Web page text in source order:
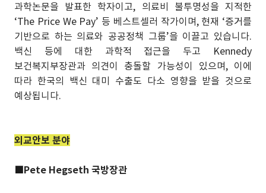
과학논문을 발표한 학자이고, 의료비 불투명성을 지적한
‘The Price We Pay’ 등 베스트셀러 작가이며, 현재 ‘증거를
기반으로 하는 의료와 공공정책 그룹’을 이끌고 있습니다.
백신 등에 대한 과학적 접근을 두고 Kennedy
보건복지부장관과 의견이 충돌할 가능성이 있으며, 이에
따라 한국의 백신 대미 수출도 다소 영향을 받을 것으로
예상됩니다.
외교안보 분야
■Pete Hegseth 국방장관